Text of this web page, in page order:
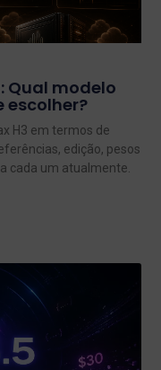
Qual modelo
escolher?
H3 em termos de
edição, pesos
cada um atualmente.